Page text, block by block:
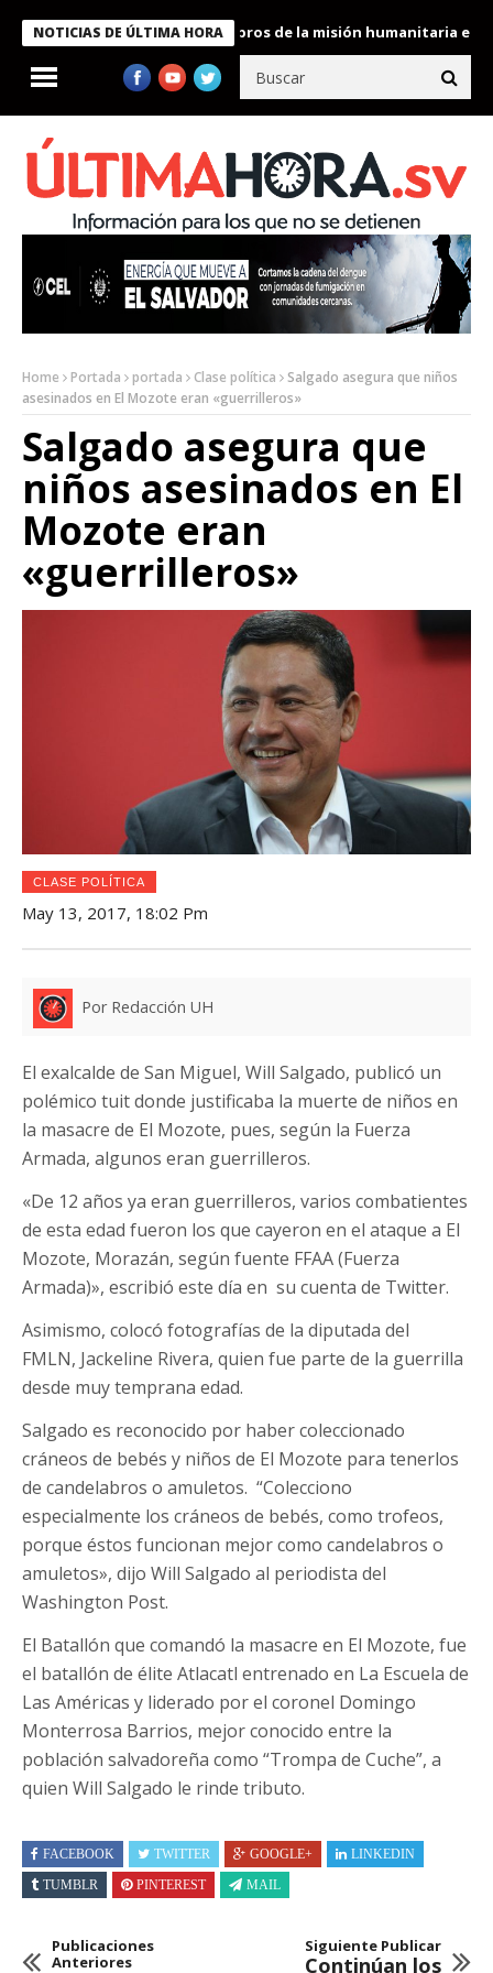
NOTICIAS DE ÚLTIMA HORA
Bukele condecora a miembros de la misión humanitaria enviada
Home Portada portada Clase política
Salgado asegura que niños
asesinados en El Mozote eran «guerrilleros»
Salgado asegura que
niños asesinados en El
Mozote eran
«guerrilleros»
CLASE POLÍTICA
May 13, 2017, 18:02 Pm
Por Redacción UH
El exalcalde de San Miguel, Will Salgado, publicó un
polémico tuit donde justificaba la muerte de niños en
la masacre de El Mozote, pues, según la Fuerza
Armada, algunos eran guerrilleros.
«De 12 años ya eran guerrilleros, varios combatientes
de esta edad fueron los que cayeron en el ataque a El
Mozote, Morazán, según fuente FFAA (Fuerza
Armada)», escribió este día en su cuenta de Twitter.
Asimismo, colocó fotografías de la diputada del
FMLN, Jackeline Rivera, quien fue parte de la guerrilla
desde muy temprana edad.
Salgado es reconocido por haber coleccionado
cráneos de bebés y niños de El Mozote para tenerlos
de candelabros o amuletos. “Colecciono
especialmente los cráneos de bebés, como trofeos,
porque éstos funcionan mejor como candelabros o
amuletos», dijo Will Salgado al periodista del
Washington Post.
El Batallón que comandó la masacre en El Mozote, fue
el batallón de élite Atlacatl entrenado en La Escuela de
Las Américas y liderado por el coronel Domingo
Monterrosa Barrios, mejor conocido entre la
población salvadoreña como “Trompa de Cuche”, a
quien Will Salgado le rinde tributo.
FACEBOOK TWITTER GOOGLE+
LINKEDIN
TUMBLR
PINTEREST MAIL
Publicaciones
Anteriores
Siguiente Publicar
Continúan los